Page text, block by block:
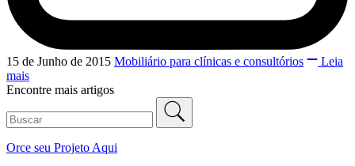
15 de Junho de 2015 Mobiliário para clínicas e consultórios
Leia
mais
Encontre mais artigos
Orce seu Projeto Aqui